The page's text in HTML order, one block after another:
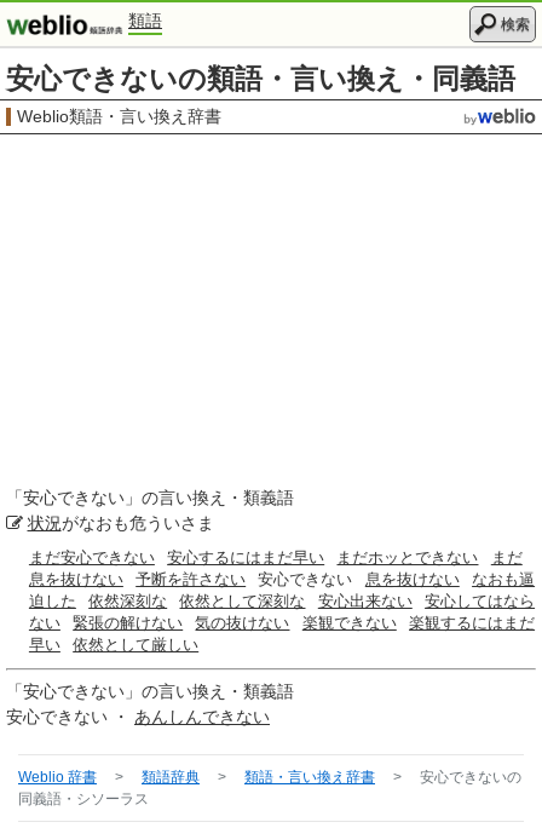
類語 検索
安心できないの類語・言い換え・同義語
Weblio類語・言い換え辞書
「安心できない 」の言い換え・類義語
状況がなおも危ういさま
まだ安心できない 安心するにはまだ早い まだホッとできない
まだ
息を抜けない
予断を許さない 安心できない 息を抜けない
なおも逼
迫した
依然深刻な 依然として深刻な 安心出来ない
安心してはなら
ない
緊張の解けない 気の抜けない 楽観できない
楽観するにはまだ
早い
依然として厳しい
「安心できない 」の言い換え・類義語
安心できない ・ あんしんできない
Weblio 辞書 > 類語辞典 > 類語・言い換え辞書 > 安心できないの
同義語・シソーラス